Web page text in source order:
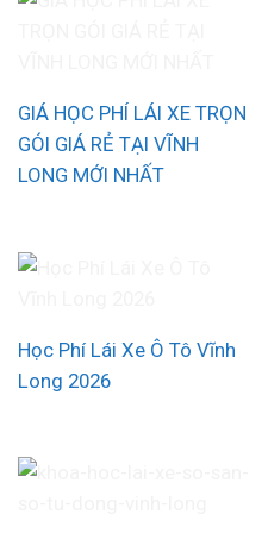
GIÁ HỌC PHÍ LÁI XE TRỌN
GÓI GIÁ RẺ TẠI VĨNH
LONG MỚI NHẤT
Học Phí Lái Xe Ô Tô Vĩnh
Long 2026